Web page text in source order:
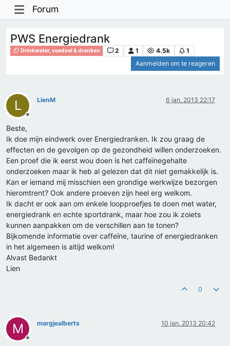
Forum
PWS Energiedrank
Drinkwater, voedsel & dranken 2 1 4.5k
1
Aanmelden om te reageren
L
Offline
LienM 6 jan. 2013 22:17
Beste,
Ik doe mijn eindwerk over Energiedranken. Ik zou graag de
effecten en de gevolgen op de gezondheid willen onderzoeken.
Een proef die ik eerst wou doen is het caffeïnegehalte
onderzoeken maar ik heb al gelezen dat dit niet gemakkelijk is.
Kan er iemand mij misschien een grondige werkwijze bezorgen
hieromtrent? Ook andere proeven zijn heel erg welkom.
Ik dacht er ook aan om enkele loopproefjes te doen met water,
energiedrank en echte sportdrank, maar hoe zou ik zoiets
kunnen aanpakken om de verschillen aan te tonen?
Bijkomende informatie over caffeïne, taurine of energiedranken
in het algemeen is altijd welkom!
Alvast Bedankt
Lien
0
M
Offline
margjealberts 10 jan. 2013 20:42